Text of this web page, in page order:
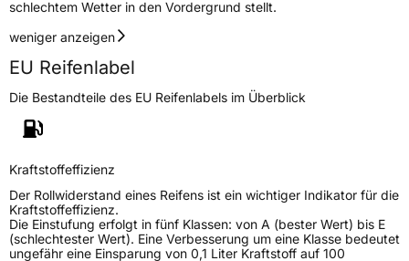
schlechtem Wetter in den Vordergrund stellt.
weniger anzeigen
EU Reifenlabel
Die Bestandteile des EU Reifenlabels im Überblick
Kraftstoffeffizienz
Der Rollwiderstand eines Reifens ist ein wichtiger Indikator für die
Kraftstoffeffizienz.
Die Einstufung erfolgt in fünf Klassen: von A (bester Wert) bis E
(schlechtester Wert). Eine Verbesserung um eine Klasse bedeutet
ungefähr eine Einsparung von 0,1 Liter Kraftstoff auf 100